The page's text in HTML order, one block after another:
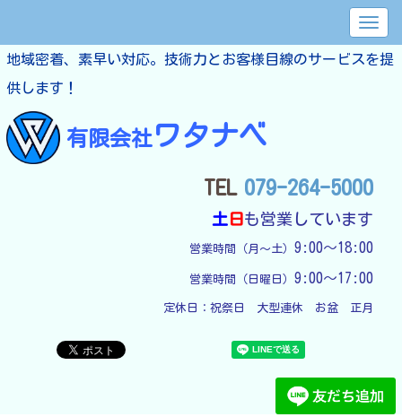
地域密着、素早い対応。技術力とお客様目線のサービスを提
供します！
有限会社ワタナベ
TEL 079-264-5000
土日も営業しています
営業時間（月～土） 9:00～18:00
営業時間（日曜日） 9:00～17:00
定休日： 祝祭日　大型連休　お盆　正月